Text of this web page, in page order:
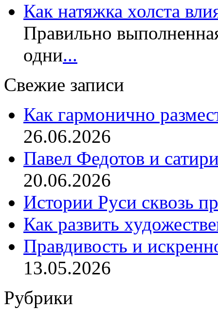
Как натяжка холста
Правильно
одни...
Свежие записи
Как гармонично
26.06.2026
Павел Федотов и
20.06.2026
Истории Руси сквозь
Как развить
Правдивость и
13.05.2026
Рубрики